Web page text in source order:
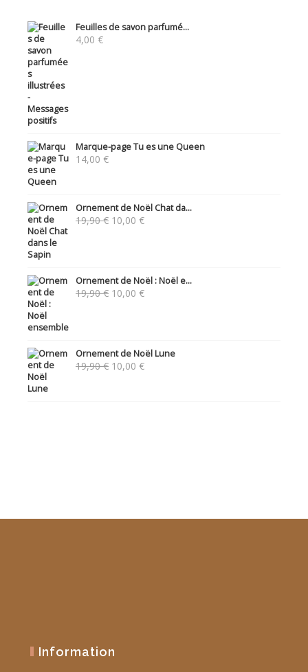
Feuilles de savon parfumé...
4,00 €
Marque-page Tu es une Queen
14,00 €
Ornement de Noël Chat da...
19,90€ Le
10,00 €Le
Ornement de Noël : Noël e...
19,90€ Le
10,00 €Le
Ornement de Noël Lune
19,90€ Le
10,00 €Le
Information